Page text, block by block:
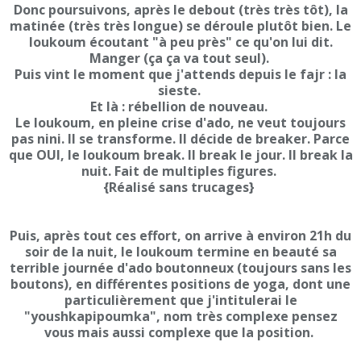
Donc poursuivons, après le debout (très très tôt), la
matinée (très très longue) se déroule plutôt bien. Le
loukoum écoutant "à peu près" ce qu'on lui dit.
Manger (ça ça va tout seul).
Puis vint le moment que j'attends depuis le fajr : la
sieste.
Et là : rébellion de nouveau.
Le loukoum, en pleine crise d'ado, ne veut toujours
pas nini. Il se transforme. Il décide de breaker. Parce
que OUI, le loukoum break. Il break le jour. Il break la
nuit. Fait de multiples figures.
{Réalisé sans trucages}
Puis, après tout ces effort, on arrive à environ 21h du
soir de la nuit, le loukoum termine en beauté sa
terrible journée d'ado boutonneux (toujours sans les
boutons), en différentes positions de yoga, dont une
particulièrement que j'intitulerai le
"youshkapipoumka", nom très complexe pensez
vous mais aussi complexe que la position.